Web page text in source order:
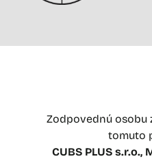
Zodpovednú osobu
tomuto
CUBS PLUS